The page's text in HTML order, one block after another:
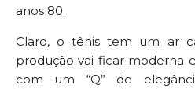
anos 80.
Claro, o tênis tem um ar
produção vai ficar moderna
com um “Q” de